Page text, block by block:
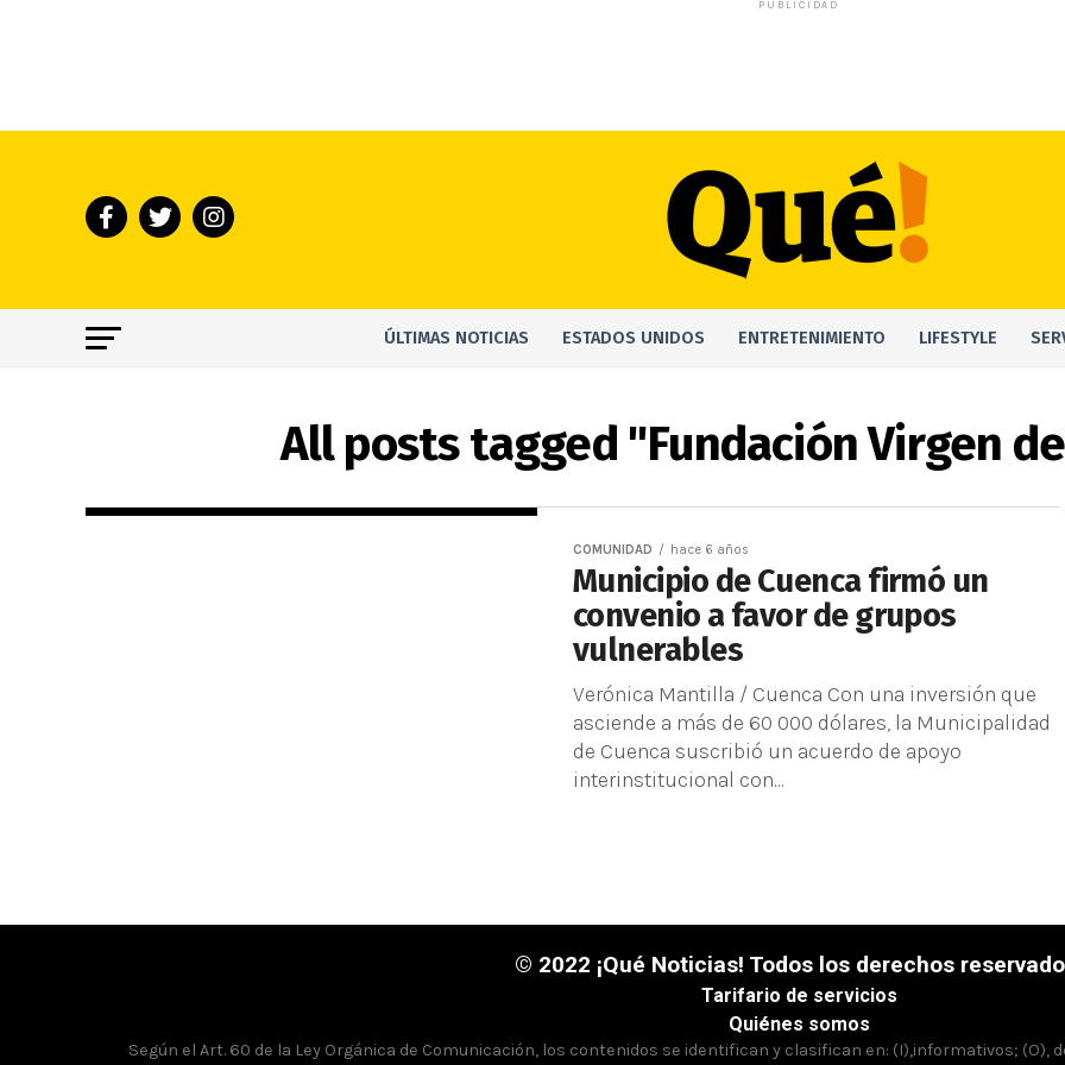
PUBLICIDAD
ÚLTIMAS NOTICIAS ESTADOS UNIDOS ENTRETENIMIENTO LIFESTYLE
All posts tagged "Fundación Virgen
COMUNIDAD hace 6 años
Municipio de Cuenca firmó un
convenio a favor de grupos
vulnerables
Verónica Mantilla / Cuenca Con una inversión que
asciende a más de 60 000 dólares, la Municipalidad
de Cuenca suscribió un acuerdo de apoyo
interinstitucional con...
© 2022 ¡Qué Noticias! Todos los derechos
Tarifario de servicios
Quiénes somos
Según el Art. 60 de la Ley Orgánica de Comunicación, los contenidos se identifican y clasifican en: (I),informativos;